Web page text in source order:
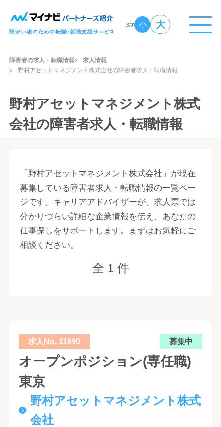
文字 小 大
障害者の求人・転職情報
求人情報
野村アセットマネジメント株式会社の障害者求人・転職情報
野村アセットマネジメント株式
会社の障害者求人・転職情報
「野村アセットマネジメント株式会社」が現在
募集している障害者求人・転職情報の一覧ペー
ジです。キャリアアドバイザーが、求人票では
分かりづらい詳細な企業情報を伝え、あなたの
仕事探しをサポートします。まずはお気軽にご
相談ください。
全 1 件
求人No. 11890 募集中
オープンポジション(専任職)
東京
野村アセットマネジメント株式
会社